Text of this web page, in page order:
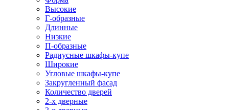
Высокие
Г-образные
Длинные
Низкие
П-образные
Радиусные шкафы-купе
Широкие
Угловые шкафы-купе
Закругленный фасад
Количество дверей
2-х дверные